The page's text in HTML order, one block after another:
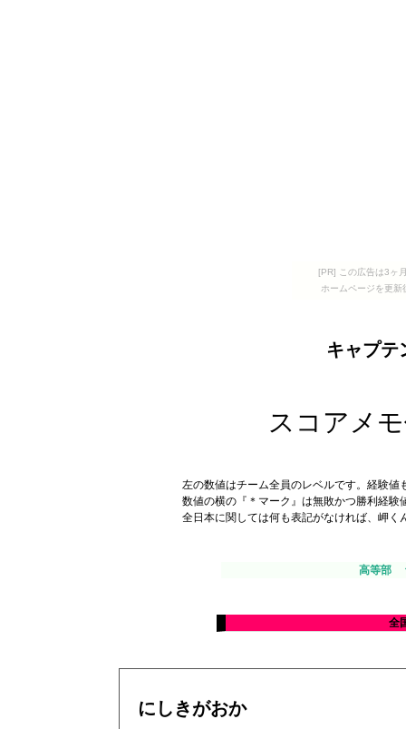
[PR] この広告は3ヶ
ホームページを更
キャプ
スコアメ
左の数値はチーム全員のレベルです。経験値
数値の横の『＊マーク』は無敗かつ勝利経験
全日本に関しては何も表記がなければ、岬く
高等部
全
にしきがおか